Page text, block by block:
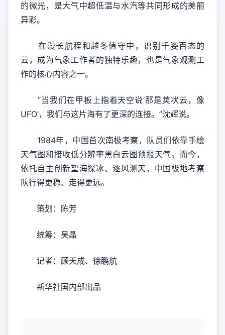
的微光，是大气中超低温与水汽等共同形成的美丽
异彩。
在漫长航程和越冬值守中，识别千姿百态的
云，成为气象工作者的独特乐趣，也是气象观测工
作的核心内容之一。
“当我们在甲板上指着天空说‘那是荚状云，像
UFO’，我们与这片海有了更深的连接。”沈辉说。
1984年，中国首次南极考察，队员们依靠手绘
天气图和接收低分辨率黑白云图预报天气。而今，
依托自主创新望海探冰、逐风测天，中国极地考察
队行得更稳、走得更远。
策划：陈芳
统筹：吴晶
记者：顾天成、徐鹏航
新华社国内部出品